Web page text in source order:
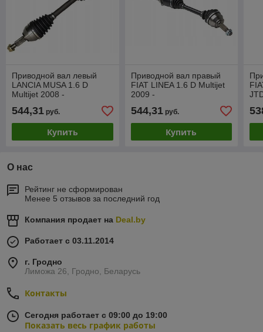
Приводной вал левый
LANCIA MUSA 1.6 D
Multijet 2008 -
544,31 руб.
Купить
Приводной вал правый
FIAT LINEA 1.6 D Multijet
2009 -
544,31руб.
Купить
О нас
Рейтинг не сформирован
Менее 5 отзывов за последний год
Компания продает на Deal.by
Работает с 03.11.2014
г. Гродно
Лиможа 26, Гродно, Беларусь
Контакты
Сегодня работает с 09:00 до 19:00
Показать весь график работы